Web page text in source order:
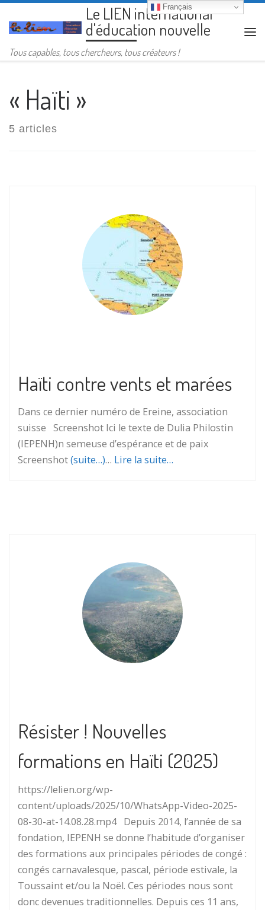
Passer au contenuLe LIEN international
d'éducation nouvelle
Tous capables, tous chercheurs, tous créateurs !
« Haïti »
5 articles
Haïti contre vents et marées
Dans ce dernier numéro de Ereine, association
suisse Screenshot Ici le texte de Dulia Philostin
(IEPENH)n semeuse d’espérance et de paix
Screenshot(suite…)… Lire la suite…
Résister ! Nouvelles
formations en Haïti (2025)
https://lelien.org/wp-
content/uploads/2025/10/WhatsApp-Video-2025-
08-30-at-14.08.28.mp4 Depuis 2014, l’année de sa
fondation, IEPENH se donne l’habitude d’organiser
des formations aux principales périodes de congé :
congés carnavalesque, pascal, période estivale, la
Toussaint et/ou la Noël. Ces périodes nous sont
donc devenues traditionnelles. Depuis ces 11 ans,
Français